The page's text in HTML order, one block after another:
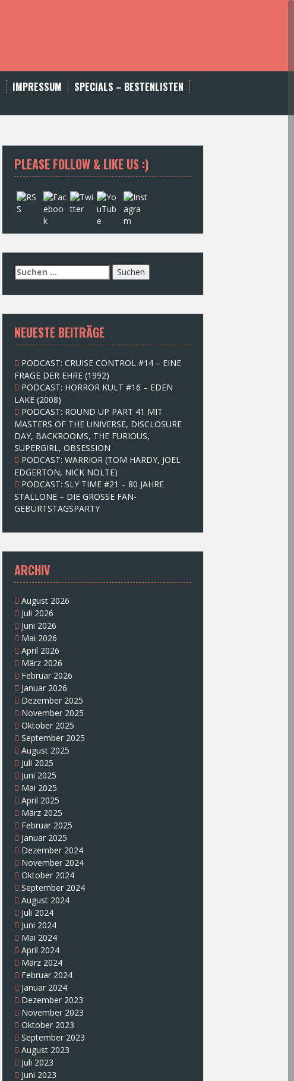
IMPRESSUM
SPECIALS – BESTENLISTEN
PLEASE FOLLOW & LIKE US :)
S
u
c
e
n
n
c
h
:
NEUESTE BEITRÄGE
PODCAST: CRUISE CONTROL #14 – EINE
FRAGE DER EHRE (1992)
PODCAST: HORROR KULT #16 – EDEN
LAKE (2008)
PODCAST: ROUND UP PART 41 MIT
MASTERS OF THE UNIVERSE, DISCLOSURE
DAY, BACKROOMS, THE FURIOUS,
SUPERGIRL, OBSESSION
PODCAST: WARRIOR (TOM HARDY, JOEL
EDGERTON, NICK NOLTE)
PODCAST: SLY TIME #21 – 80 JAHRE
STALLONE – DIE GROSSE FAN-
GEBURTSTAGSPARTY
ARCHIV
August 2026
Juli 2026
Juni 2026
Mai 2026
April 2026
März 2026
Februar 2026
Januar 2026
Dezember 2025
November 2025
Oktober 2025
September 2025
August 2025
Juli 2025
Juni 2025
Mai 2025
April 2025
März 2025
Februar 2025
Januar 2025
Dezember 2024
November 2024
Oktober 2024
September 2024
August 2024
Juli 2024
Juni 2024
Mai 2024
April 2024
März 2024
Februar 2024
Januar 2024
Dezember 2023
November 2023
Oktober 2023
September 2023
August 2023
Juli 2023
Juni 2023